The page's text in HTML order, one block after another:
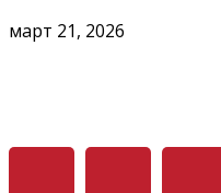
март 21, 2026